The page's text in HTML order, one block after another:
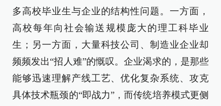
多高校毕业生与企业的结构性问题。一方面，
高校每年向社会输送规模庞大的理工科毕业
生；另一方面，大量科技公司、制造业企业却
频频发出“招人难”的慨叹。企业渴求的，是那些
能够迅速理解产线工艺、优化复杂系统、攻克
具体技术瓶颈的“即战力”，而传统培养模式更侧